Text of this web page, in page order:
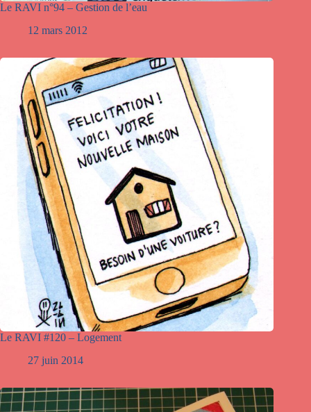
Le RAVI n°94 – Gestion de l’eau
12 mars 2012
Le RAVI #120 – Logement
27 juin 2014